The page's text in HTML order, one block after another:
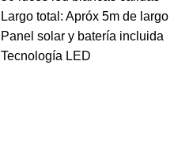
Largo total: Apróx 5m de largo
Panel solar y batería incluida
Tecnología LED